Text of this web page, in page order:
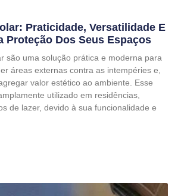
Praticidade, Versatilidade E
Proteção Dos Seus Espaços
são uma solução prática e moderna para
áreas externas contra as intempéries e,
valor estético ao ambiente. Esse
utilizado em residências,
de lazer, devido à sua funcionalidade e